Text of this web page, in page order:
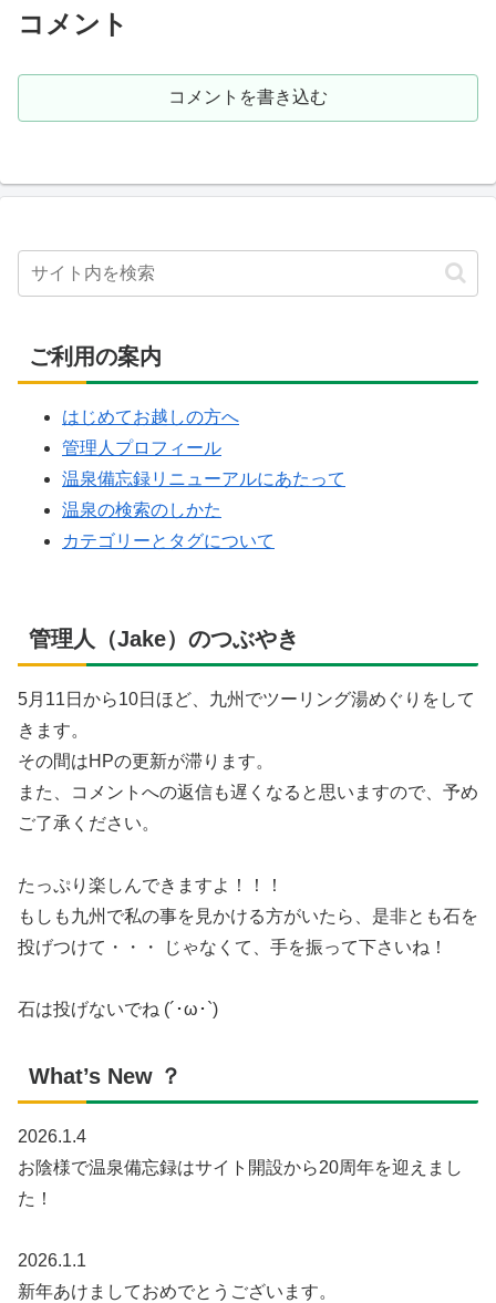
コメント
コメントを書き込む
ご利用の案内
はじめてお越しの方へ
管理人プロフィール
温泉備忘録リニューアルにあたって
温泉の検索のしかた
カテゴリーとタグについて
管理人（Jake）のつぶやき
5月11日から10日ほど、九州でツーリング湯めぐりをして
きます。
その間はHPの更新が滞ります。
また、コメントへの返信も遅くなると思いますので、予め
ご了承ください。
たっぷり楽しんできますよ！！！
もしも九州で私の事を見かける方がいたら、是非とも石を
投げつけて・・・ じゃなくて、手を振って下さいね！
石は投げないでね (´･ω･`)
What’s New ？
2026.1.4
お陰様で温泉備忘録はサイト開設から20周年を迎えまし
た！
2026.1.1
新年あけましておめでとうございます。